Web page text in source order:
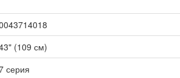
(109 см)
серия